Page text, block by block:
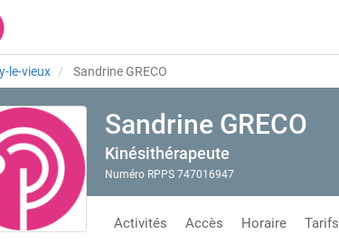
le-vieux Sandrine GRECO
Sandrine GRECO
Kinésithérapeute
Numéro RPPS 747016947
Activités Accès Horaire Tarifs